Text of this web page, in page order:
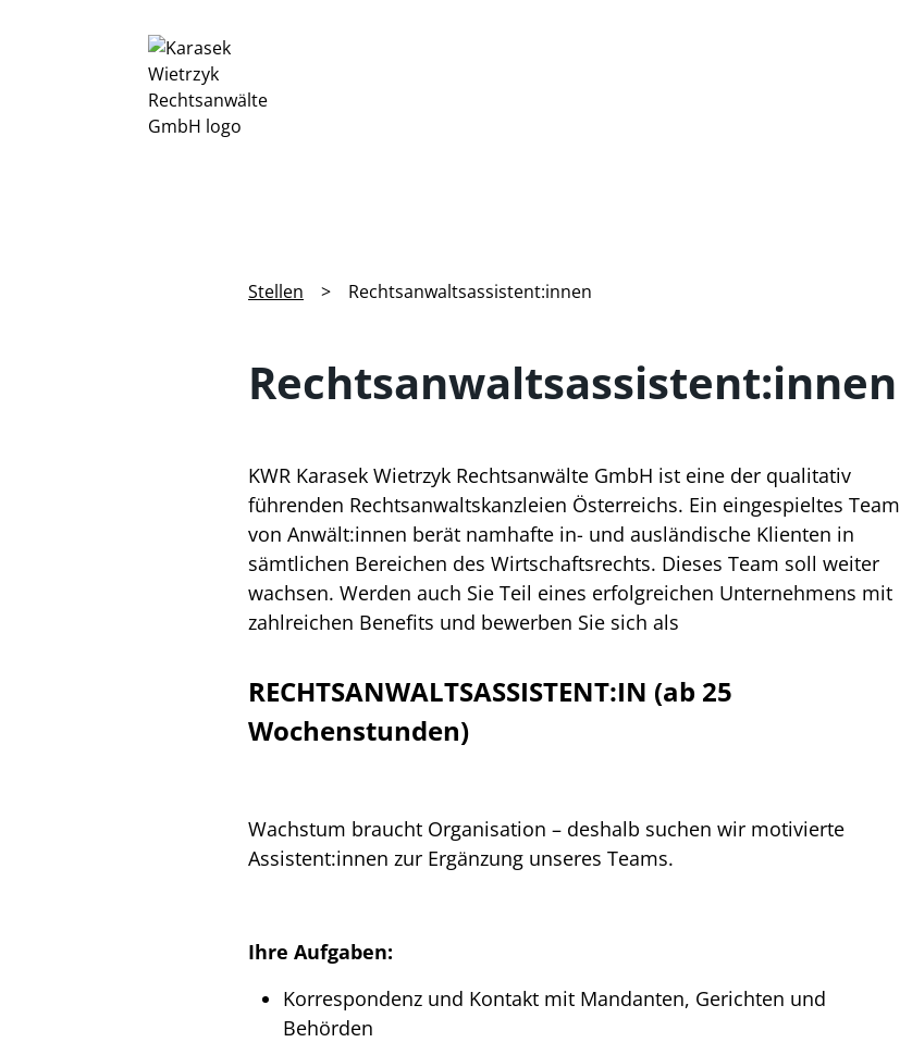
Stellen > Rechtsanwaltsassistent:innen
Rechtsanwaltsassistent:innen
KWR Karasek Wietrzyk Rechtsanwälte GmbH ist eine der qualitativ
führenden Rechtsanwaltskanzleien Österreichs. Ein eingespieltes Team
von Anwält:innen berät namhafte in- und ausländische Klienten in
sämtlichen Bereichen des Wirtschaftsrechts. Dieses Team soll weiter
wachsen. Werden auch Sie Teil eines erfolgreichen Unternehmens mit
zahlreichen Benefits und bewerben Sie sich als
RECHTSANWALTSASSISTENT:IN (ab 25
Wochenstunden)
Wachstum braucht Organisation – deshalb suchen wir motivierte
Assistent:innen zur Ergänzung unseres Teams.
Ihre Aufgaben:
Korrespondenz und Kontakt mit Mandanten, Gerichten und
Behörden